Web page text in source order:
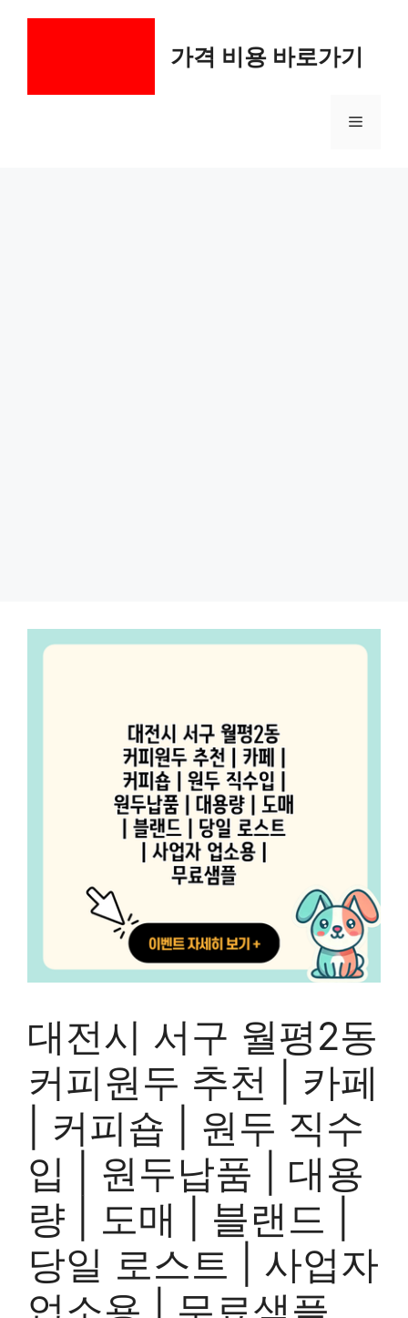
가격 비용 바로가기
메
대전시 서구 월평2동
커피원두 추천 | 카페
| 커피숍 | 원두 직수
입 | 원두납품 | 대용
량 | 도매 | 블랜드 |
당일 로스트 | 사업자